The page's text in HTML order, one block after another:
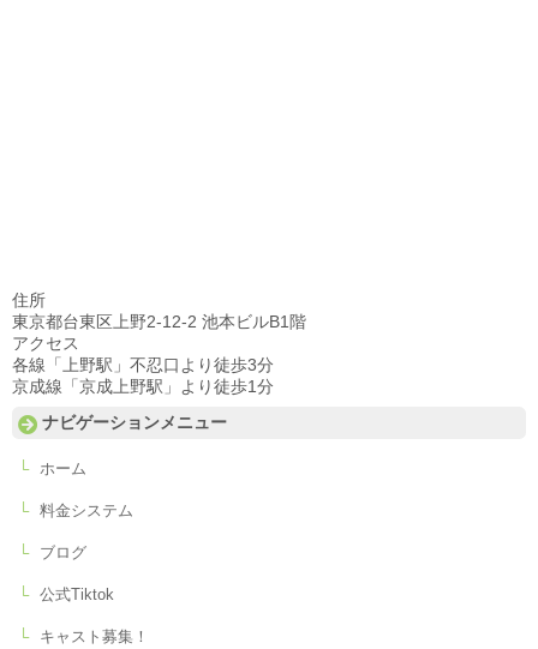
住所
東京都台東区上野2-12-2 池本ビルB1階
アクセス
各線「上野駅」不忍口より徒歩3分
京成線「京成上野駅」より徒歩1分
ナビゲーションメニュー
ホーム
料金システム
ブログ
公式Tiktok
キャスト募集！